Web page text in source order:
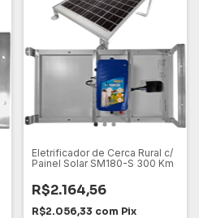
Eletrificador de Cerca Rural c/
Painel Solar SM180-S 300 Km
R$2.164,56
R$2.056,33 com Pix